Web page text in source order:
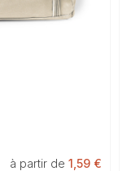
à partir de 1,59 €